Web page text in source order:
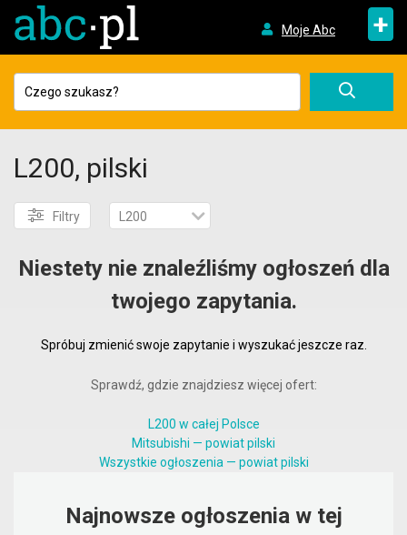
Moje Abc +
L200, pilski
Filtry L200
Niestety nie znaleźliśmy ogłoszeń dla
twojego zapytania.
Spróbuj zmienić swoje zapytanie i wyszukać jeszcze raz.
Sprawdź, gdzie znajdziesz więcej ofert:
L200 w całej Polsce
Mitsubishi — powiat pilski
Wszystkie ogłoszenia — powiat pilski
Najnowsze ogłoszenia w tej